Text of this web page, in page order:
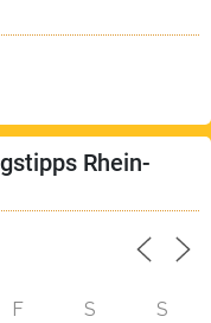
Rhein-
F S S